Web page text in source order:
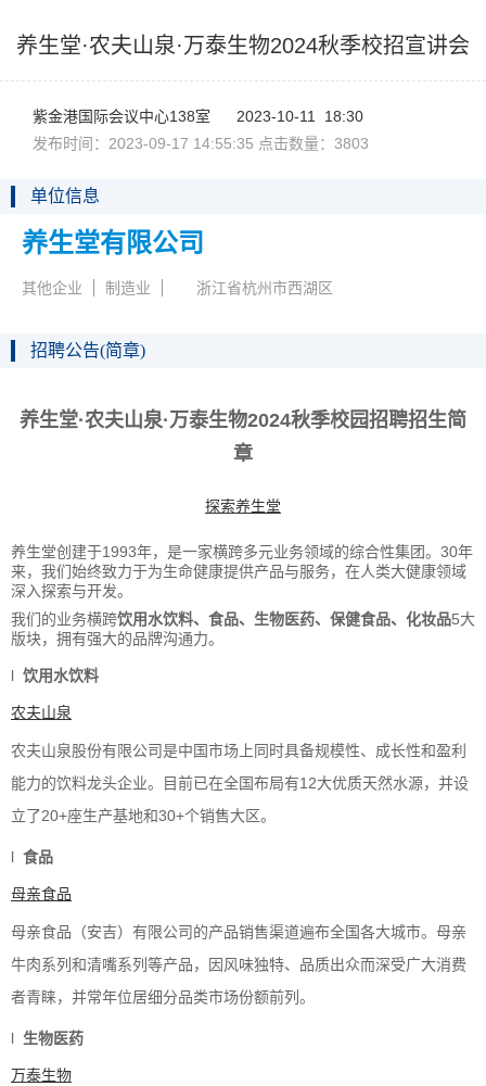
养生堂·农夫山泉·万泰生物2024秋季校招宣讲会
紫金港国际会议中心138室
2023-10-1118:30
发布时间：2023-09-1714:55:35点击数量：3803
单位信息
养生堂有限公司
其他企业 制造业 浙江省杭州市西湖区
招聘公告(简章)
养生堂·农夫山泉·万泰生物2024秋季校园招聘招生简
章
探索养生堂
养生堂创建于1993年，是一家横跨多元业务领域的综合性集团。 30年
来，我们始终致力于为生命健康提供产品与服务，在人类大健康领域
深入探索与开发。
我们的业务横跨饮用水饮料、食品、生物医药、保健食品、化妆品5大
版块，拥有强大的品牌沟通力。
l 饮用水饮料
农夫山泉
农夫山泉股份有限公司是中国市场上同时具备规模性、成长性和盈利
能力的饮料龙头企业。目前已在全国布局有12大优质天然水源，并设
立了20+座生产基地和30+个销售大区。
l 食品
母亲食品
母亲食品（安吉）有限公司的产品销售渠道遍布全国各大城市。母亲
牛肉系列和清嘴系列等产品，因风味独特、品质出众而深受广大消费
者青睐，并常年位居细分品类市场份额前列。
l 生物医药
万泰生物